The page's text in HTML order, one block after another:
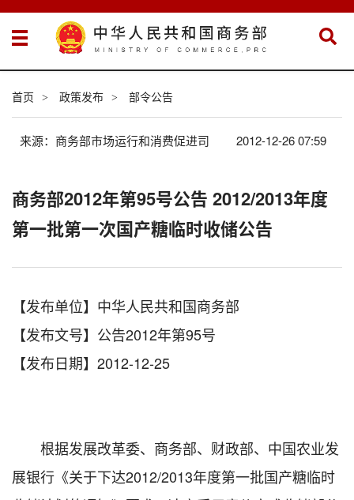
首页 > 政策发布 > 部令公告
来源：商务部市场运行和消费促进司 2012-12-26 07:59
商务部2012年第95号公告 2012/2013年度
第一批第一次国产糖临时收储公告
【发布单位】中华人民共和国商务部
【发布文号】公告2012年第95号
【发布日期】2012-12-25
根据发展改革委、商务部、财政部、中国农业发
展银行《关于下达2012/2013年度第一批国产糖临时